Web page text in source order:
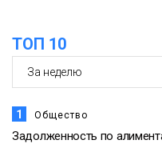
ТОП 10
1 Общество
Задолженность по